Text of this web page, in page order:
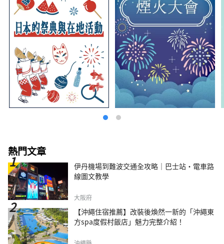
熱門文章
伊丹機場到難波交通全攻略｜巴士站・電車路
線圖文教學
大阪府
【沖繩住宿推薦】改裝後煥然一新的「沖繩東
方spa度假村飯店」魅力完整介紹！